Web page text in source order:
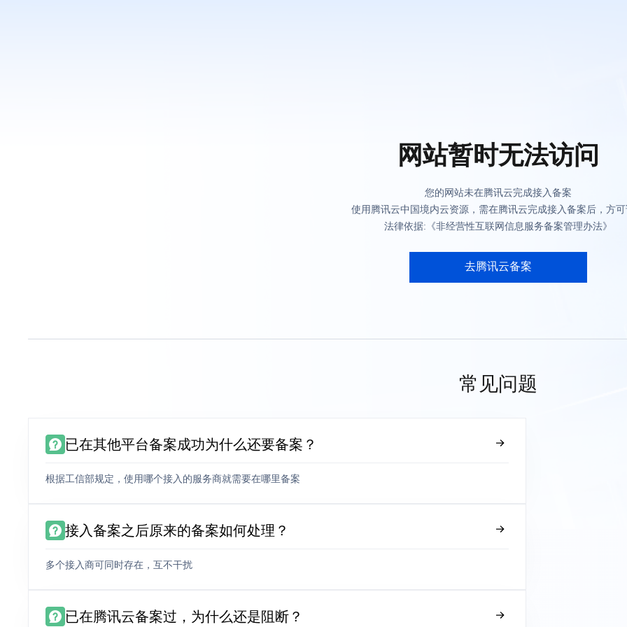
网站暂时无法访问
您的网站未在腾讯云完成接入备案
使用腾讯云中国境内云资源，需在腾讯云完成接入备案后，方
法律依据:《非经营性互联网信息服务备案管理办法》
去腾讯云备案
常见问题
已在其他平台备案成功为什么还要备案？
根据工信部规定，使用哪个接入的服务商就需要在哪里备案
接入备案之后原来的备案如何处理？
多个接入商可同时存在，互不干扰
已在腾讯云备案过，为什么还是阻断？